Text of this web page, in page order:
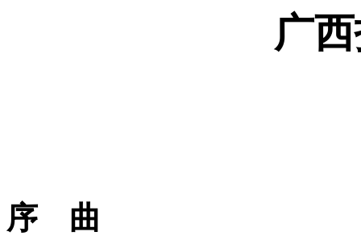
广
序 曲